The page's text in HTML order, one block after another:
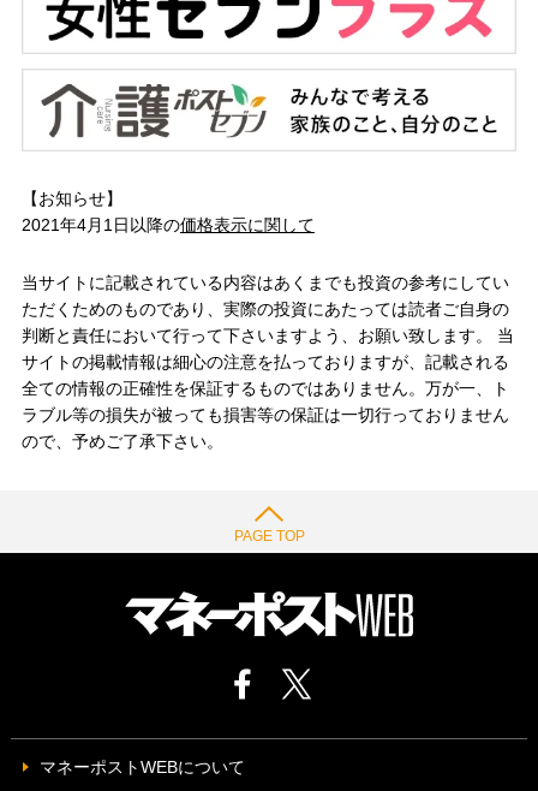
【お知らせ】
2021年4月1日以降の価格表示に関して
当サイトに記載されている内容はあくまでも投資の参考にしてい
ただくためのものであり、実際の投資にあたっては読者ご自身の
判断と責任において行って下さいますよう、お願い致します。 当
サイトの掲載情報は細心の注意を払っておりますが、記載される
全ての情報の正確性を保証するものではありません。万が一、ト
ラブル等の損失が被っても損害等の保証は一切行っておりません
ので、予めご了承下さい。
PAGE TOP
マネーポストWEBについて